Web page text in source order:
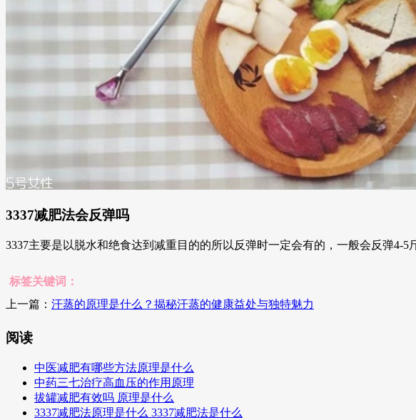
3337减肥法会反弹吗
3337主要是以脱水和绝食达到减重目的的所以反弹时一定会有的，一般会反弹4-
标签关键词：
上一篇： 汗蒸的原理是什么？揭秘汗蒸的健康益处与独特魅力
阅读
中医减肥有哪些方法原理是什么
中药三七治疗高血压的作用原理
拔罐减肥有效吗 原理是什么
3337减肥法原理是什么 3337减肥法是什么